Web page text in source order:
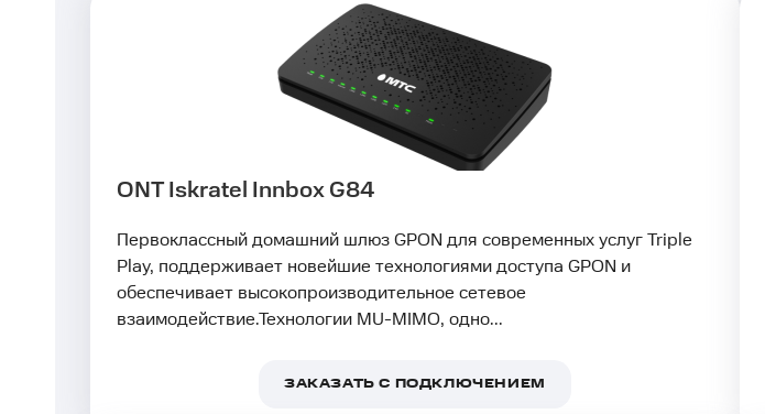
ONT Iskratel Innbox G84
Первоклассный домашний шлюз GPON для современных услуг Triple
Play, поддерживает новейшие технологиями доступа GPON и
обеспечивает высокопроизводительное сетевое
взаимодействие.Технологии MU-MIMO, одно...
ЗАКАЗАТЬ С ПОДКЛЮЧЕНИЕМ